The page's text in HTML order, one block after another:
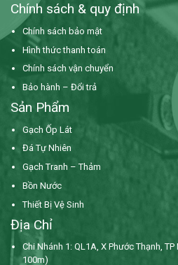
Chính sách & quy định
Chính sách bảo mật
Hình thức thanh toán
Chính sách vận chuyển
Bảo hành – Đổi trả
Sản Phẩm
Gạch Ốp Lát
Đá Tự Nhiên
Gạch Tranh – Thảm
Bồn Nước
Thiết Bị Vệ Sinh
Địa Chỉ
Chi Nhánh 1: QL1A, X Phước Thạnh,
100m)